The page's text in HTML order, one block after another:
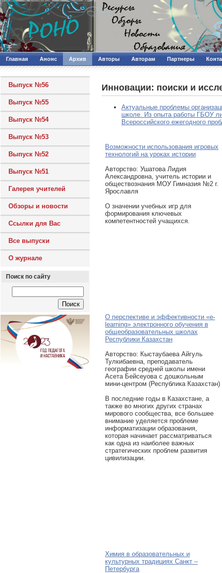
Главная Анонс Архив Авторы Авторам Партнеры
Выпуск №56
Выпуск №55
Выпуск №54
Выпуск №53
Выпуск №52
Выпуск №51
Галерея учителей
Обзоры и новости
Ссылки для Вас
Все выпуски
О журнале
Поиск по сайту
Инновации: поиски и
Актуальные проблемы
школе. Из опыта работы ГБОУ
Всероссийского ежегодного
Возможности использования игровых
технологий на уроках истории
Авторcтво: Ушатова Лидия
Александровна, учитель истории и
обществознания МОУ Гимназия №2 г.
Ярославля
О значении учебных игр для
формирования ключевых
компетентностей учащихся.
О перспективе и эффективности «e-
learning» электронного обучения в
общеобразовательных школах
Республики Казахстан
Авторcтво: Кыстаубаева Айгуль
Тулкибаевна, преподаватель
географии средней школы имени
Асета Бейсеуова с дошкольным
мини-центром (Республика Казахстан)
В последние годы в Казахстане, а
также во многих других странах
мирового сообщества, все большее
внимание уделяется проблеме
информатизации образования,
которая начинает рассматриваться
как одна из наиболее важных
стратегических проблем развития
цивилизации.
Химия в образовательных и
культурных традициях Санкт –
Петербурга